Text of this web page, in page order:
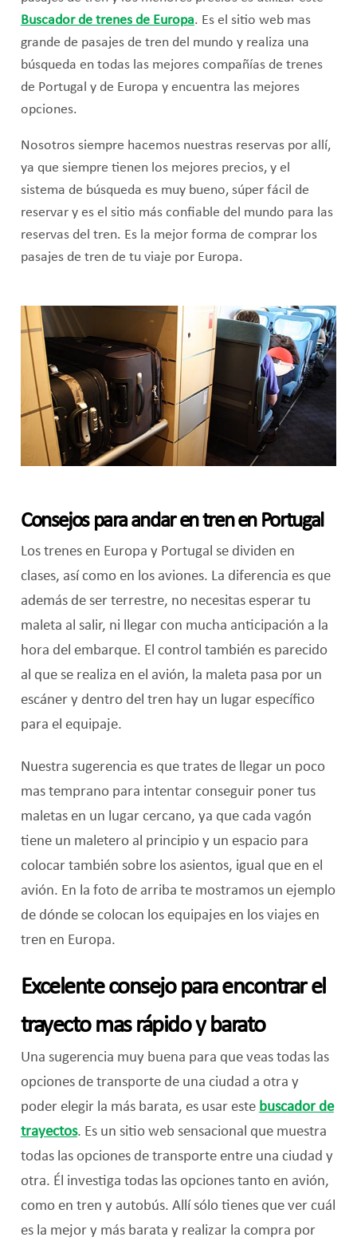
Buscador de trenes de Europa. Es el sitio web mas
grande de pasajes de tren del mundo y realiza una
búsqueda en todas las mejores compañías de trenes
de Portugal y de Europa y encuentra las mejores
opciones.
Nosotros siempre hacemos nuestras reservas por allí,
ya que siempre tienen los mejores precios, y el
sistema de búsqueda es muy bueno, súper fácil de
reservar y es el sitio más confiable del mundo para las
reservas del tren. Es la mejor forma de comprar los
pasajes de tren de tu viaje por Europa.
Consejos para andar en tren en Portugal
Los trenes en Europa y Portugal se dividen en
clases, así como en los aviones. La diferencia es que
además de ser terrestre, no necesitas esperar tu
maleta al salir, ni llegar con mucha anticipación a la
hora del embarque. El control también es parecido
al que se realiza en el avión, la maleta pasa por un
escáner y dentro del tren hay un lugar específico
para el equipaje.
Nuestra sugerencia es que trates de llegar un poco
mas temprano para intentar conseguir poner tus
maletas en un lugar cercano, ya que cada vagón
tiene un maletero al principio y un espacio para
colocar también sobre los asientos, igual que en el
avión. En la foto de arriba te mostramos un ejemplo
de dónde se colocan los equipajes en los viajes en
tren en Europa.
Excelente consejo para encontrar el
trayecto mas rápido y barato
Una sugerencia muy buena para que veas todas las
opciones de transporte de una ciudad a otra y
poder elegir la más barata, es usar este buscador de
trayectos. Es un sitio web sensacional que muestra
todas las opciones de transporte entre una ciudad y
otra. Él investiga todas las opciones tanto en avión,
como en tren y autobús. Allí sólo tienes que ver cuál
es la mejor y más barata y realizar la compra por